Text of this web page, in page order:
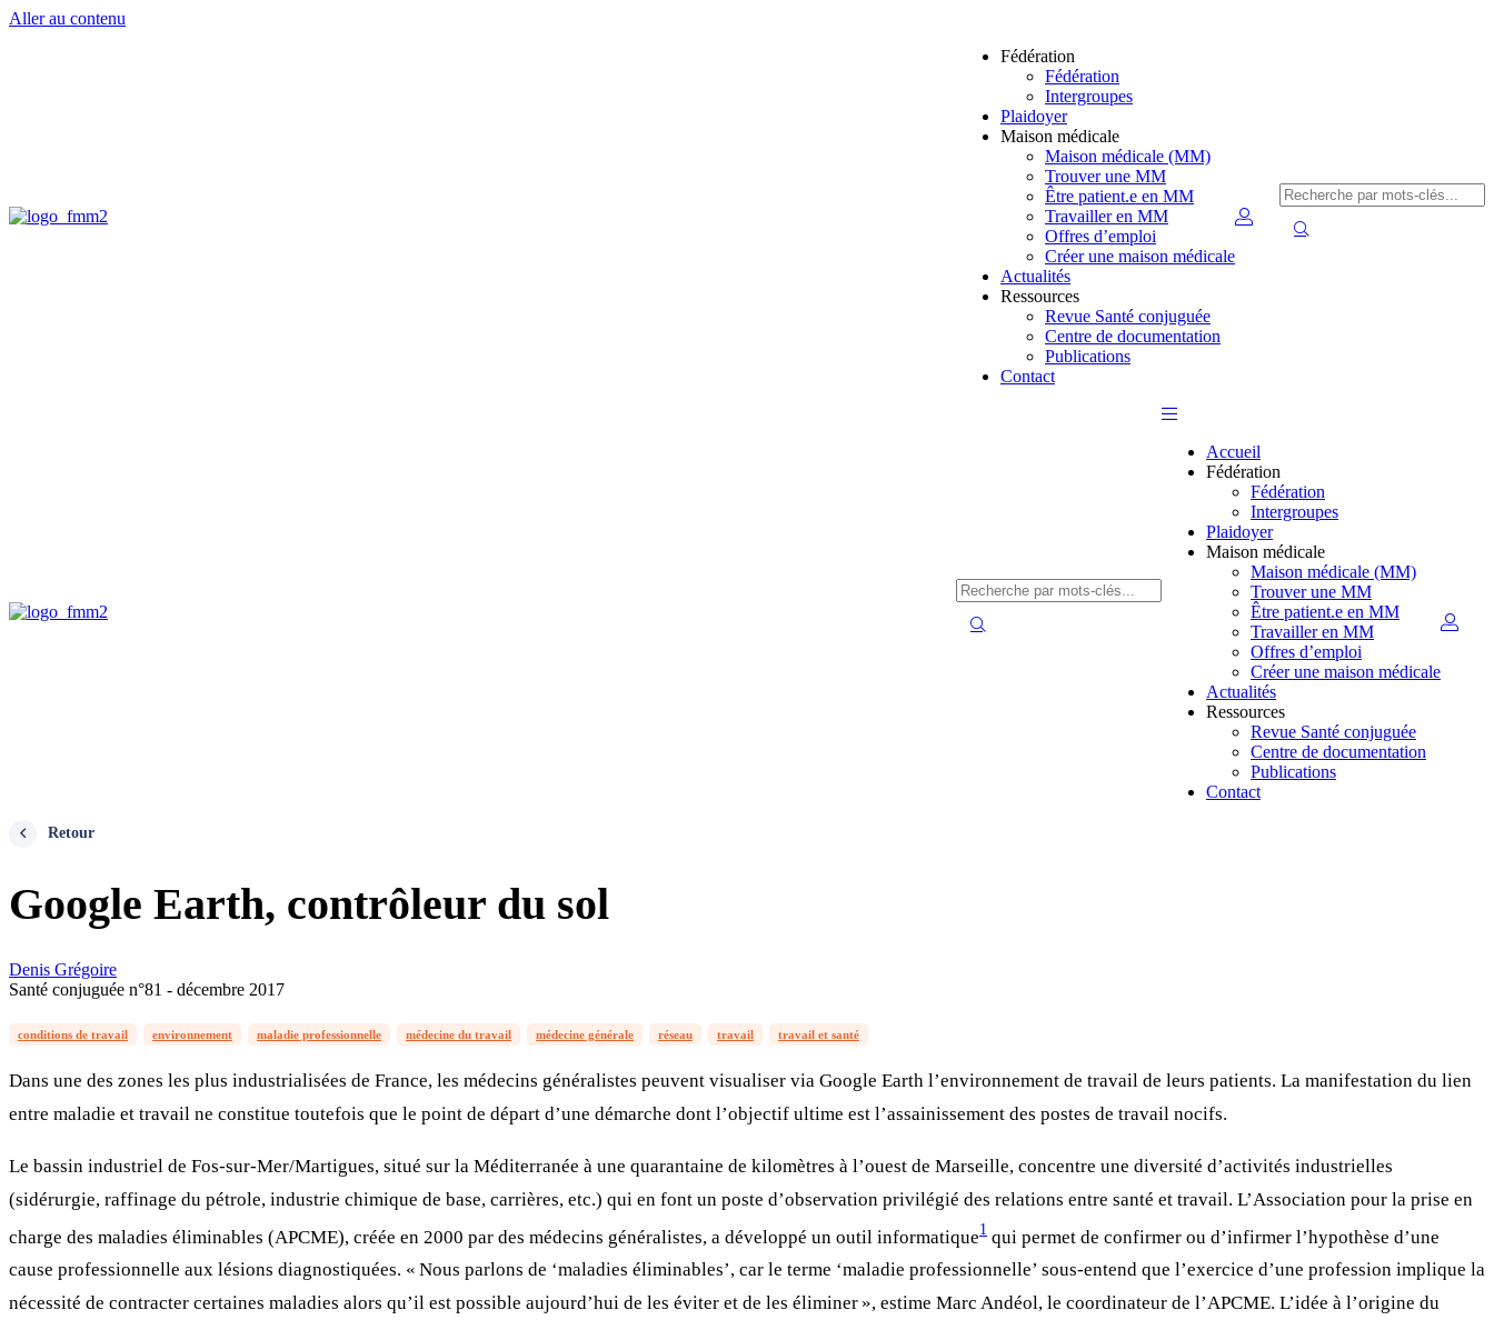
Aller au contenu
Fédération
Fédération
Intergroupes
Plaidoyer
Maison médicale
Maison médicale (MM)
Trouver une MM
Être patient.e en MM
Travailler en MM
Offres d’emploi
Créer une maison médicale
Actualités
Ressources
Revue Santé conjuguée
Centre de documentation
Publications
Contact
Accueil
Fédération
Fédération
Intergroupes
Plaidoyer
Maison médicale
Maison médicale (MM)
Trouver une MM
Être patient.e en MM
Travailler en MM
Offres d’emploi
Créer une maison médicale
Actualités
Ressources
Revue Santé conjuguée
Centre de documentation
Publications
Contact
Retour
Google Earth, contrôleur du sol
Denis Grégoire
Santé conjuguée n°81 - décembre 2017
conditions de travail environnement maladie professionnelle médecine du travail médecine générale réseau travail travail et santé
Dans une des zones les plus industrialisées de France, les médecins généralistes peuvent visualiser via Google Earth l’environnement de travail de leurs patients. La manifestation du lien
entre maladie et travail ne constitue toutefois que le point de départ d’une démarche dont l’objectif ultime est l’assainissement des postes de travail nocifs.
Le bassin industriel de Fos-sur-Mer/Martigues, situé sur la Méditerranée à une quarantaine de kilomètres à l’ouest de Marseille, concentre une diversité d’activités industrielles
(sidérurgie, raffinage du pétrole, industrie chimique de base, carrières, etc.) qui en font un poste d’observation privilégié des relations entre santé et travail. L’Association pour la prise en
charge des maladies éliminables (APCME), créée en 2000 par des médecins généralistes, a développé un outil informatique1 qui permet de confirmer ou d’infirmer l’hypothèse d’une
cause professionnelle aux lésions diagnostiquées. « Nous parlons de ‘maladies éliminables’, car le terme ‘maladie professionnelle’ sous-entend que l’exercice d’une profession implique la
nécessité de contracter certaines maladies alors qu’il est possible aujourd’hui de les éviter et de les éliminer », estime Marc Andéol, le coordinateur de l’APCME. L’idée à l’origine du